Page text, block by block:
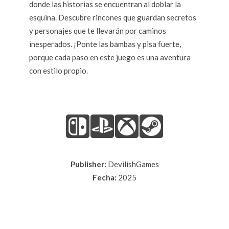
donde las historias se encuentran al doblar la
esquina. Descubre rincones que guardan secretos
y personajes que te llevarán por caminos
inesperados. ¡Ponte las bambas y pisa fuerte,
porque cada paso en este juego es una aventura
con estilo propio.
Publisher: DevilishGames
Fecha: 2025